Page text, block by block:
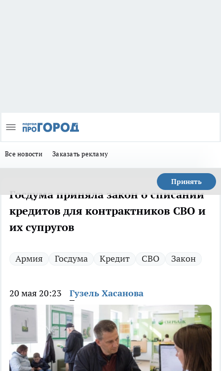
Все новости Заказать рекламу
Принять
Госдума приняла закон о списании
кредитов для контрактников СВО и
их супругов
Армия Госдума Кредит СВО Закон
20 мая 20:23 Гузель Хасанова